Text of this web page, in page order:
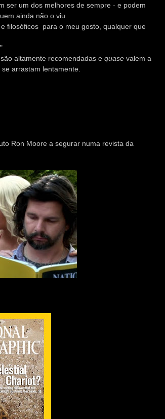
ser um dos melhores de sempre - e podem
ainda não o viu.
filosóficos para o meu gosto, qualquer que
altamente recomendadas e quase valem a
arrastam lentamente.
Ron Moore a segurar numa revista da